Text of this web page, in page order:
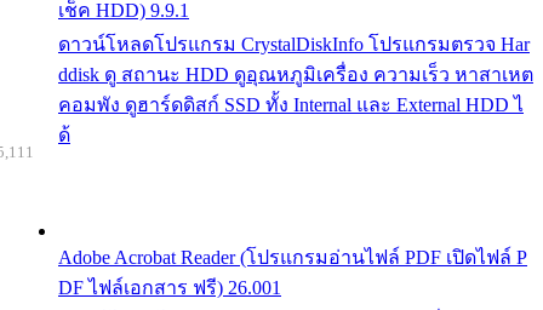
เช็ค HDD) 9.9.1
ดาวน์โหลดโปรแกรม CrystalDiskInfo โปรแกรมตรวจ Har
ddisk ดู สถานะ HDD ดูอุณหภูมิเครื่อง ความเร็ว หาสาเหต
คอมพัง ดูฮาร์ดดิสก์ SSD ทั้ง Internal และ External HDD ไ
ด้
Adobe Acrobat Reader (โปรแกรมอ่านไฟล์ PDF เปิดไฟล์ P
DF ไฟล์เอกสาร ฟรี) 26.001